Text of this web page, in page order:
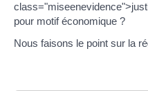
pour motif économique ?
Nous faisons le point sur la